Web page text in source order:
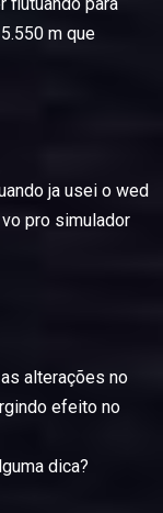
m que
ja usei o wed
pro simulador
alterações no
efeito no
dica?